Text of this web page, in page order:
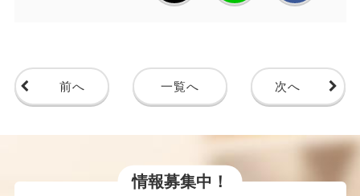
前へ 一覧へ 次へ
情報募集中！